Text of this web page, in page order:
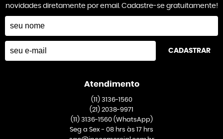
novidades diretamente por email. Cadastre-se gratuitamente!
CADASTRAR
Atendimento
(11)3136-1560
(21) 2038-9971
(11)3136-1560 (WhatsApp)
Seg a Sex - 08 hrs às 17 hrs